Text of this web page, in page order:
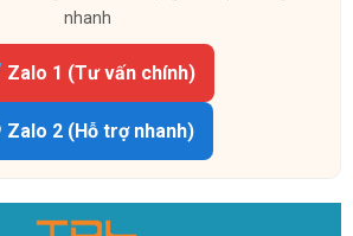
nhanh
Zalo 1 (Tư vấn chính)
Zalo 2 (Hỗ trợ nhanh)